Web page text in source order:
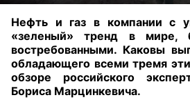
Нефть и газ в компании с
«зеленый» тренд в мире,
востребованными. Каковы
обладающего всеми тремя
обзоре российского
Бориса Марцинкевича.